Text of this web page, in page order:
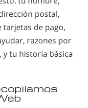
postal,
de pago,
razones por
y tu historia básica